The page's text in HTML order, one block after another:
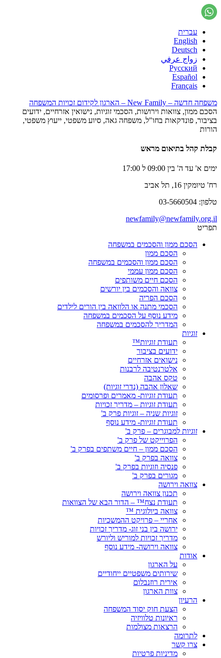
עברית
English
Deutsch
زواج عرفي
Русский
Español
Français
משפחה חדשה – New Family – הארגון לקידום זכויות המשפחה
הסכם ממון, צוואות וירושות, הסכמי זוגיות, נישואין אזרחיים, ידועים
בציבור, פונדקאות בחו"ל, משפחה גאה, סיוע משפטי, ייעוץ משפטי,
הורות
קבלת קהל בתיאום מראש
ימים א' עד ה' בין 09:00 ל 17:00
רח' טיומקין 16, תל אביב
טלפון: 03-5660504
newfamily@newfamily.org.il
תפריט
הסכם ממון והסכמים במשפחה
הסכם ממון
הסכם ממון והסכמים במשפחה
הסכם ממון עממי
הסכם חיים משותפים
צוואה והסכמים בין יורשים
הסכם הפריה
הסכמי מתנה או הלוואה בין הורים לילדים
מידע נוסף על הסכמים במשפחה
המדריך להסכמים במשפחה
זוגיות
תעודת זוגיות™
ידועים בציבור
נישואים אזרחיים
אלטרנטיבה לרבנות
טקס אהבה
שאלון אהבה (נדרי זוגיות)
תעודת זוגיות- מאמרים ופרסומים
תעודת זוגיות – מדריך זכויות
זוגיות שניה – זוגיות פרק ב'
תעודת זוגיות- מידע נוסף
זוגיות למבוגרים – פרק ב'
הפרוייקט של פרק ב'
הסכם ממון – חיים משתפים בפרק ב'
צוואה בפרק ב'
פנסיה וזוגיות בפרק ב'
מגורים בפרק ב'
צוואה וירושה
תכנון צוואה וירושה
תעודת נצח™ – הדור הבא של הצוואות
צוואה ביולוגית ™
אחריי – פרויקט ההמשכיות
ירושה בין בני זוג- מדריך זכויות
מדריך זכויות למוריש וליורש
צוואה וירושה- מידע נוסף
אודות
על הארגון
שירותים משפטיים ייחודיים
אירית רוזנבלום
צוות הארגון
הרעיון
הצעת חוק יסוד המשפחה
ראיונות טלוויזיה
הרצאות מצולמות
לתרומה
צרו קשר
מדיניות פרטיות